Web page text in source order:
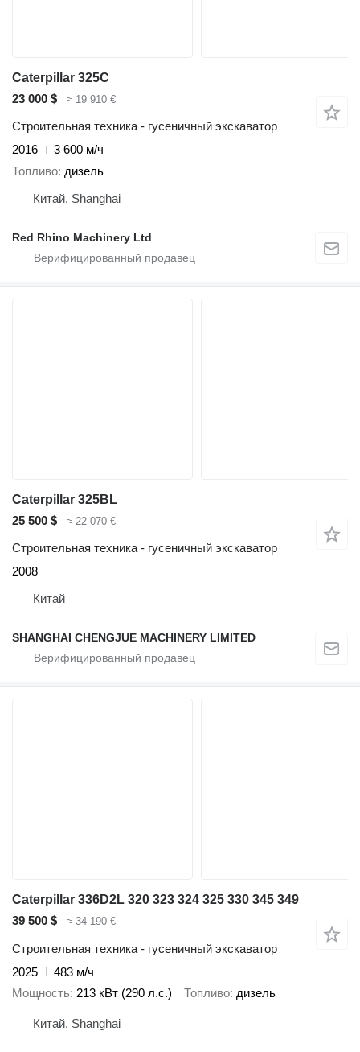
Caterpillar 325C
23 000 $
≈ 19 910 €
Строительная техника - гусеничный экскаватор
2016
3 600 м/ч
Топливо дизель
Китай, Shanghai
Red Rhino Machinery Ltd
Caterpillar 325BL
25 500 $
≈ 22 070 €
Строительная техника - гусеничный экскаватор
2008
Китай
SHANGHAI CHENGJUE MACHINERY LIMITED
Caterpillar 336D2L 320 323 324 325 330 345 349
39 500 $
≈ 34 190 €
Строительная техника - гусеничный экскаватор
2025
483 м/ч
Мощность 213 кВт (290 л.с.) Топливо дизель
Китай, Shanghai